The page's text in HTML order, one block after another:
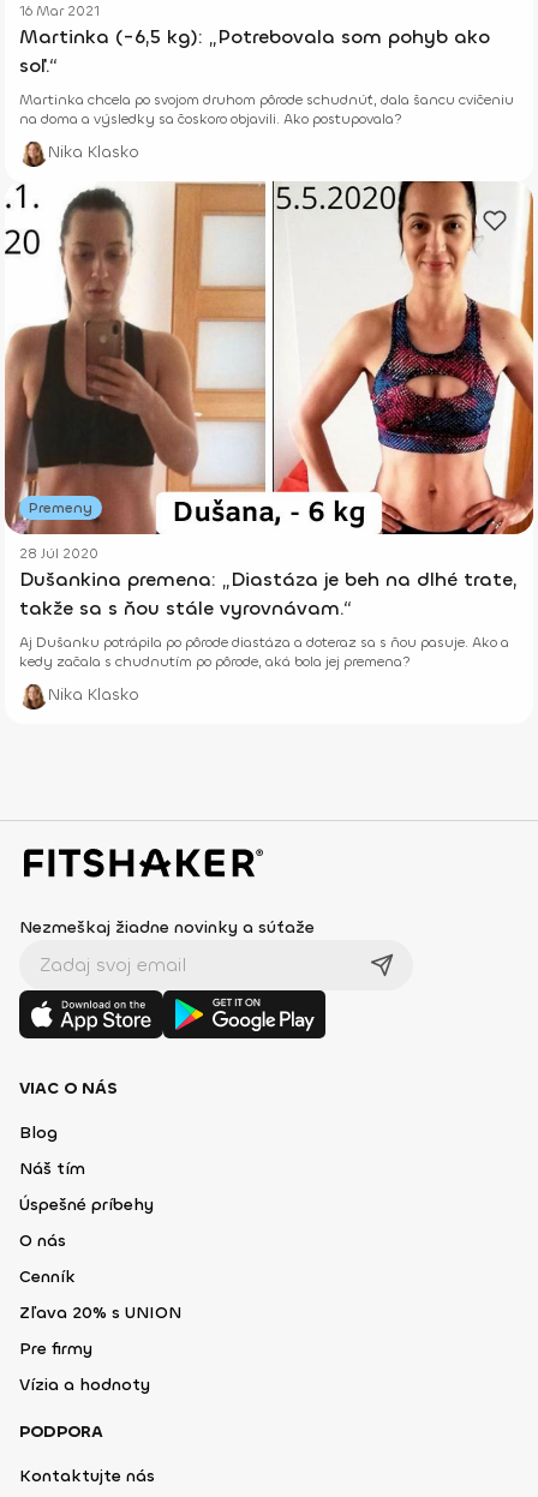
16 Mar 2021
Martinka (-6,5 kg): „Potrebovala som pohyb ako
soľ.“
Martinka chcela po svojom druhom pôrode schudnúť, dala šancu cvičeniu
na doma a výsledky sa čoskoro objavili. Ako postupovala?
Nika Klasko
Premeny
28 Júl 2020
Dušankina premena: „Diastáza je beh na dlhé trate,
takže sa s ňou stále vyrovnávam.“
Aj Dušanku potrápila po pôrode diastáza a doteraz sa s ňou pasuje. Ako a
kedy začala s chudnutím po pôrode, aká bola jej premena?
Nika Klasko
Nezmeškaj žiadne novinky a súťaže
VIAC O NÁS
Blog
Náš tím
Úspešné príbehy
O nás
Cenník
Zľava 20% s UNION
Pre firmy
Vízia a hodnoty
PODPORA
Kontaktujte nás